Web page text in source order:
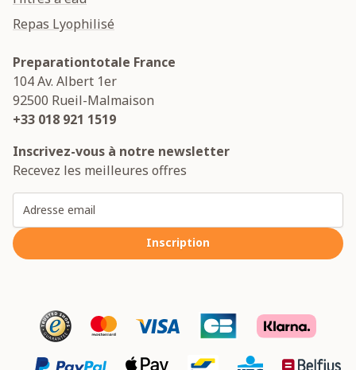
Repas Lyophilisé
Preparationtotale France
104 Av. Albert 1er
92500 Rueil-Malmaison
+33 018 921 1519
Inscrivez-vous à notre newsletter
Recevez les meilleures offres
Inscription